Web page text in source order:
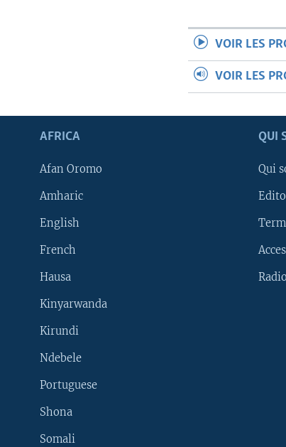
VOIR LES
VOIR LES
AFRICA
Afan Oromo
Amharic
English
French
Hausa
Kinyarwanda
Kirundi
Ndebele
Portuguese
Shona
Somali
QUI
Qui